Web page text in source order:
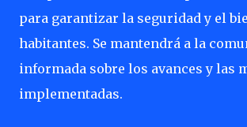
para garantizar la seguridad y el
habitantes. Se mantendrá a la
informada sobre los avances y las
implementadas.